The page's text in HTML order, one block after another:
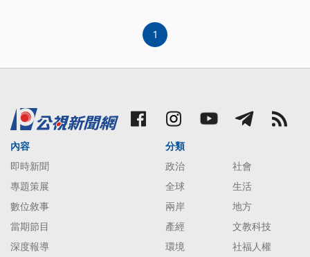
Oculus的共同創辦人傑克麥考利，曾經被電競高手奉
為英雄的麥考利，如何解讀元宇宙是不是還有未來？
1
內容
即時新聞
專題策展
數位敘事
當期節目
深度報導
分類
政治
社會
全球
生活
兩岸
地方
產經
文教科技
環境
社福人權